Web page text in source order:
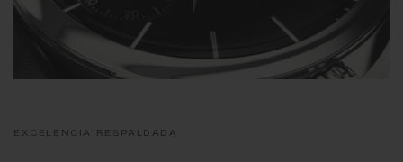
EXCELENCIA RESPALDADA